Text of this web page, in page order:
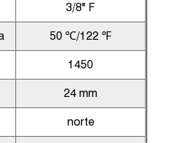
3/8" F
50 ℃/122 ℉
1450
24 mm
norte